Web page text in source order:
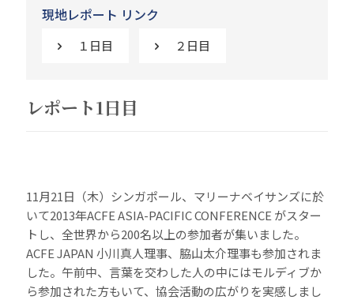
現地レポート リンク
１日目 ２日目
レポート1日目
11月21日（木）シンガポール、マリーナベイサンズに於
いて2013年ACFE ASIA-PACIFIC CONFERENCE がスター
トし、全世界から200名以上の参加者が集いました。
ACFE JAPAN 小川真人理事、脇山太介理事も参加されま
した。午前中、言葉を交わした人の中にはモルディブか
ら参加された方もいて、協会活動の広がりを実感しまし